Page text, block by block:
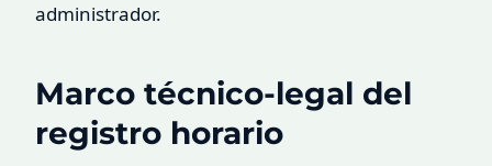
administrador.
Marco técnico-legal del
registro horario